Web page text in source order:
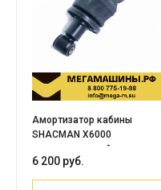
Амортизатор кабины
SHACMAN X6000
пневматический
DZ16251444076 /PRC
6 200 руб.